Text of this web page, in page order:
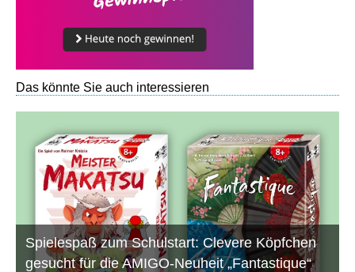
Das könnte Sie auch interessieren
Spielespaß zum Schulstart: Clevere Köpfchen
gesucht für die AMIGO-Neuheit „Fantastique“